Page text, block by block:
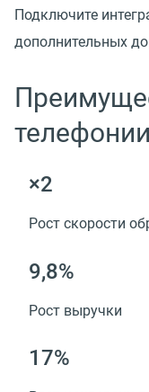
Подключите
дополнительных
×2
Рост скорости
9,8%
Рост выручки
17%